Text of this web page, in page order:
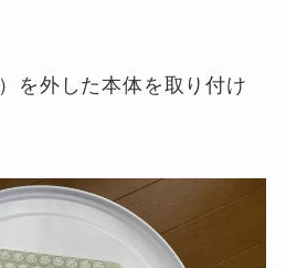
を外した本体を取り付け